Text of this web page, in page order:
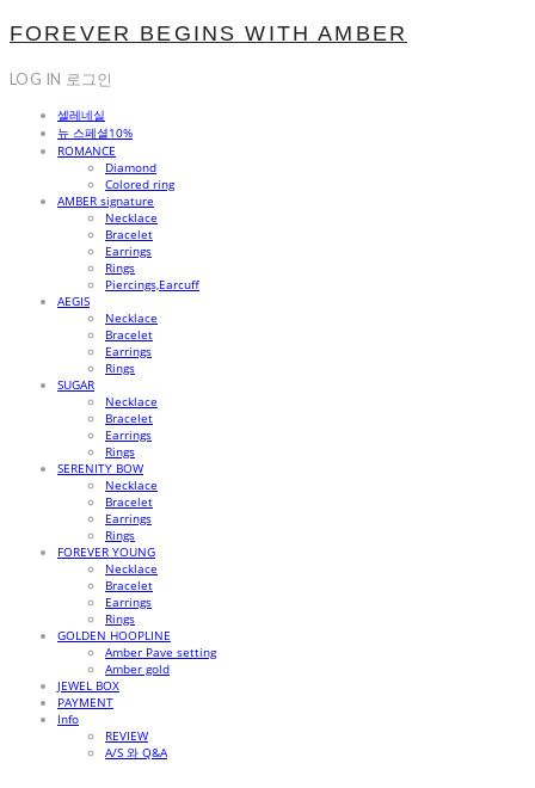
FOREVER BEGINS WITH AMBER
LOG IN 로그인
셀레네실
뉴 스페셜10%
ROMANCE
Diamond
Colored ring
AMBER signature
Necklace
Bracelet
Earrings
Rings
Piercings,Earcuff
AEGIS
Necklace
Bracelet
Earrings
Rings
SUGAR
Necklace
Bracelet
Earrings
Rings
SERENITY BOW
Necklace
Bracelet
Earrings
Rings
FOREVER YOUNG
Necklace
Bracelet
Earrings
Rings
GOLDEN HOOPLINE
Amber Pave setting
Amber gold
JEWEL BOX
PAYMENT
Info
REVIEW
A/S 와 Q&A